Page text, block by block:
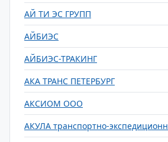
АЙ ТИ ЭС ГРУПП
АЙБИЭС
АЙБИЭС-ТРАКИНГ
АКА ТРАНС ПЕТЕРБУРГ
АКСИОМ ООО
АКУЛА транспортно-